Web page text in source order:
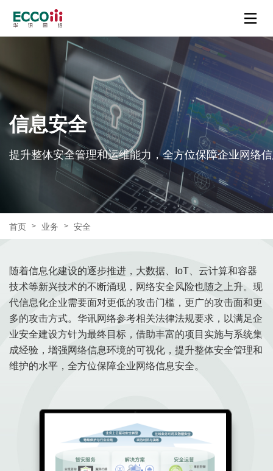
信息安全
提升整体安全管理和运维能力，全方位保障企业网络
首页 > 业务 > 安全
随着信息化建设的逐步推进，大数据、IoT、云计算和容器
技术等新兴技术的不断涌现，网络安全风险也随之上升。现
代信息化企业需要面对更低的攻击门槛，更广的攻击面和更
多的攻击方式。华讯网络参考相关法律法规要求，以满足企
业安全建设方针为最终目标，借助丰富的项目实施与系统集
成经验，增强网络信息环境的可视化，提升整体安全管理和
维护的水平，全方位保障企业网络信息安全。